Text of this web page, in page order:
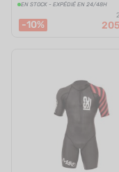
EN STOCK - EXPÉDIÉ EN 24/48H
-10%